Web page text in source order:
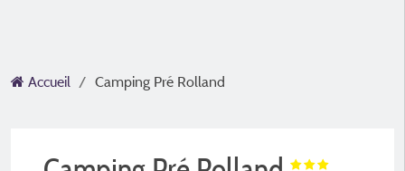
Accueil Camping Pré Rolland